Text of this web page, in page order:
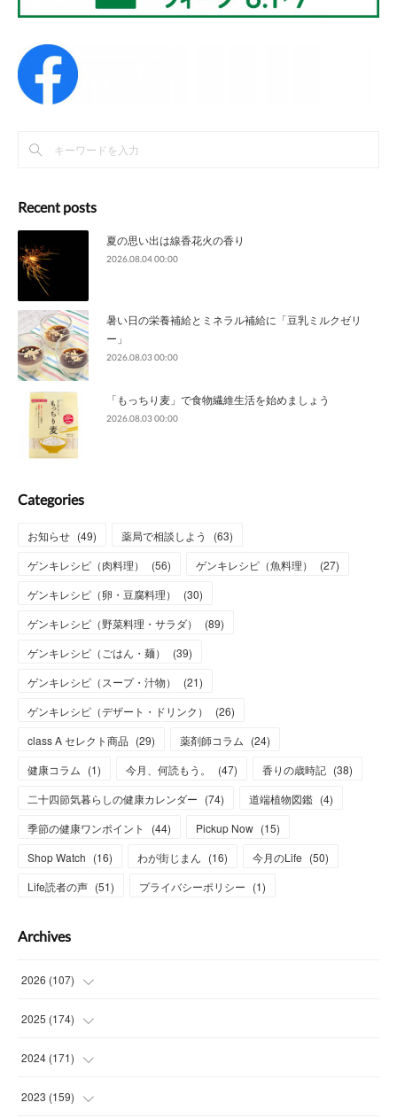
Recent posts
夏の思い出は線香花火の香り
2026.08.04 00:00
暑い日の栄養補給とミネラル補給に「豆乳ミルクゼリ
ー」
2026.08.03 00:00
「もっちり麦」で食物繊維生活を始めましょう
2026.08.03 00:00
Categories
お知らせ (49) 薬局で相談しよう (63)
ゲンキレシピ（肉料理）
(56) ゲンキレシピ（魚料理） (27)
ゲンキレシピ（卵・豆腐料理）
(30)
ゲンキレシピ（野菜料理・サラダ）
(89)
ゲンキレシピ（ごはん・麺）
(39)
ゲンキレシピ（スープ・汁物）
(21)
ゲンキレシピ（デザート・ドリンク）
(26)
class A セレクト商品 (29) 薬剤師コラム (24)
健康コラム (1) 今月、何読もう。 (47) 香りの歳時記 (38)
二十四節気暮らしの健康カレンダー (74) 道端植物図鑑 (4)
季節の健康ワンポイント
(44) Pickup Now (15)
Shop Watch (16) わが街じまん (16) 今月のLife (50)
Life読者の声 (51) プライバシーポリシー (1)
Archives
2026 (107)
(4)
(15
(15
2025 (174)
(14
(14
2024 (171)
(13
2023 (159)